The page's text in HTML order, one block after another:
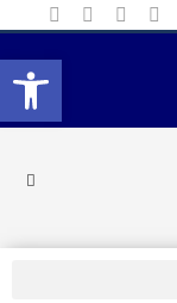
Abrir a